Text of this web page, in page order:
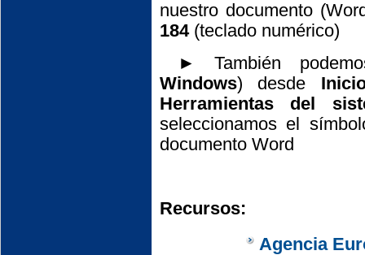
nuestro documento
184 (teclado numérico)
► También
Windows) desde
Herramientas del
seleccionamos el
documento Word
Recursos:
Agencia